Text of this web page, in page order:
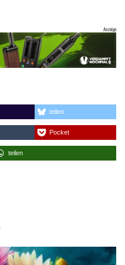
teilen
Pocket
teilen